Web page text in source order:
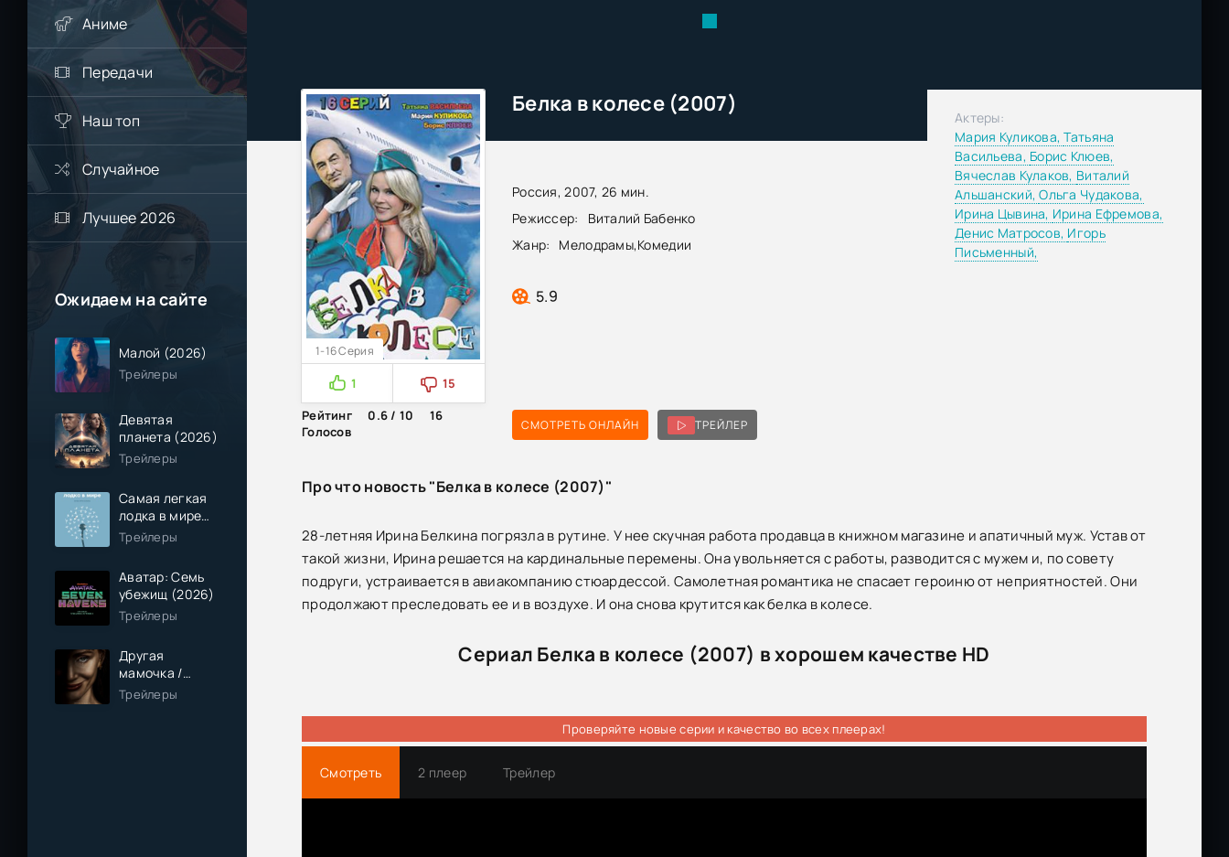
Аниме
Передачи
Наш топ
Случайное
Лучшее 2026
Ожидаем на сайте
Малой (2026)
Трейлеры
Девятая
планета (2026)
Трейлеры
Самая легкая
лодка в мире
(2026)
Трейлеры
Аватар: Семь
убежищ (2026)
Трейлеры
Другая
мамочка /
Чужая мама
(2026)
Трейлеры
Белка в колесе (2007)
Россия, 2007, 26 мин.
Режиссер:
Виталий Бабенко
Жанр:
Мелодрамы,Комедии
5.9
1-16 Серия
1
15
Рейтинг
0.6 / 10
16
Голосов
СМОТРЕТЬ ОНЛАЙН ТРЕЙЛЕР
Актеры:
Мария Куликова,Татьяна
Васильева, Борис Клюев,
Вячеслав Кулаков, Виталий
Альшанский,Ольга Чудакова,
Ирина Цывина, Ирина Ефремова,
Денис Матросов, Игорь
Письменный,
Про что новость "Белка в колесе (2007)"
28-летняя Ирина Белкина погрязла в рутине. У нее скучная работа продавца в книжном магазине и апатичный муж. Устав от
такой жизни, Ирина решается на кардинальные перемены. Она увольняется с работы, разводится с мужем и, по совету
подруги, устраивается в авиакомпанию стюардессой. Самолетная романтика не спасает героиню от неприятностей. Они
продолжают преследовать ее и в воздухе. И она снова крутится как белка в колесе.
Сериал Белка в колесе (2007) в хорошем качестве HD
Проверяйте новые серии и качество во всех плеерах!
Смотреть 2 плеер Трейлер